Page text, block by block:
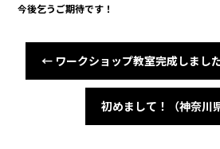
今後乞うご期待です！
← ワークショップ教室完成しま
初めまして！（神奈川